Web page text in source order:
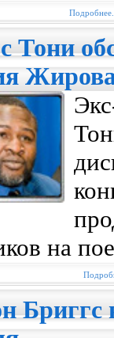
Тони
на
Бриггс